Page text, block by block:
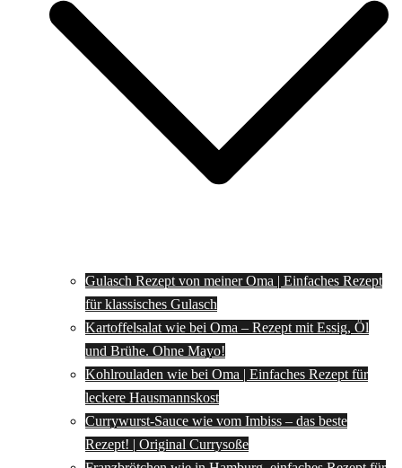
Gulasch Rezept von meiner Oma | Einfaches Rezept
für klassisches Gulasch
Kartoffelsalat wie bei Oma – Rezept mit Essig, Öl
und Brühe. Ohne Mayo!
Kohlrouladen wie bei Oma | Einfaches Rezept für
leckere Hausmannskost
Currywurst-Sauce wie vom Imbiss – das beste
Rezept! | Original Currysoße